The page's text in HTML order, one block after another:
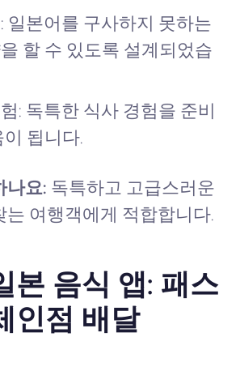
일본어를 구사하지 못하는
할 수 있도록 설계되었습
: 독특한 식사 경험을 준비
됩니다.
나요: 독특하고 고급스러운
는 여행객에게 적합합니다.
본 음식 앱: 패스
인점 배달